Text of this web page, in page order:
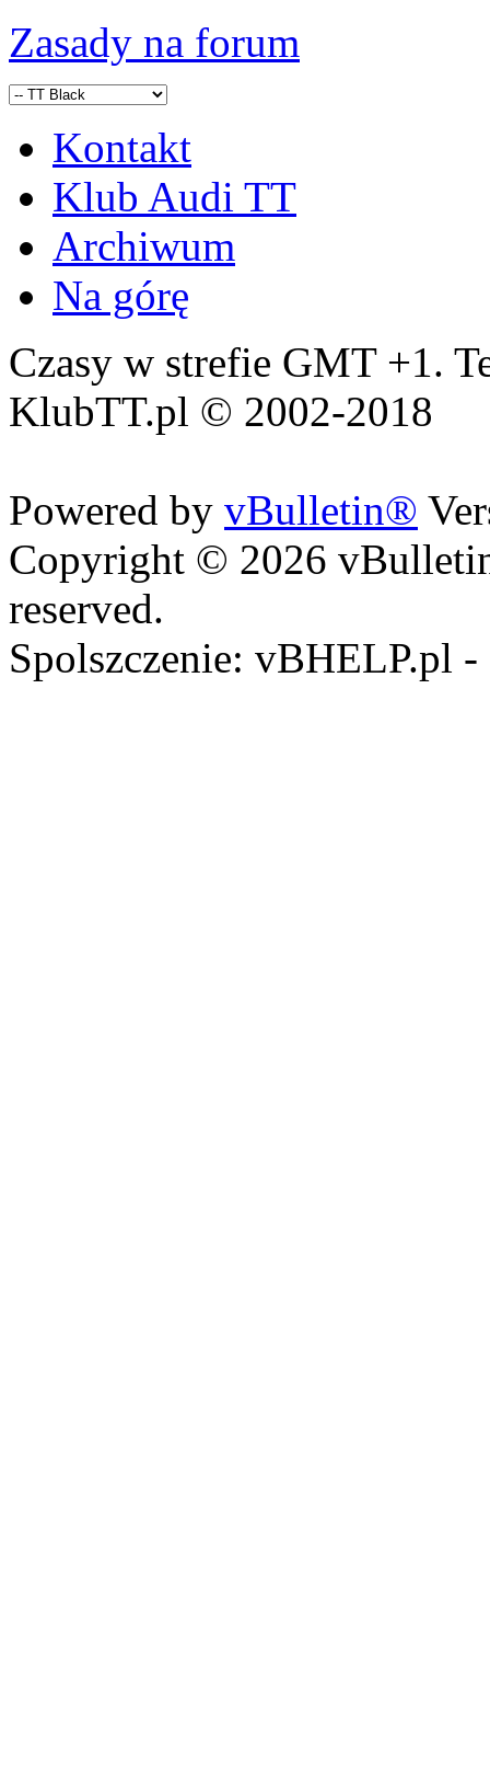
Zasady na forum
Kontakt
Klub Audi TT
Archiwum
Na górę
Czasy w strefie GMT +1.
KlubTT.pl © 2002-2018
Powered by vBulletin®
Copyright © 2026
reserved.
Spolszczenie: vBHELP.pl